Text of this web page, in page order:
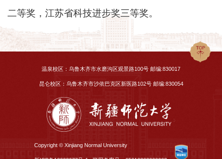
二等奖，江苏省科技进步奖三等奖。
温泉校区：乌鲁木齐市水磨沟区观景路100号 邮编:830017
昆仑校区：乌鲁木齐市沙依巴克区新医路102号 邮编:830054
Copyright © Xinjiang Normal University